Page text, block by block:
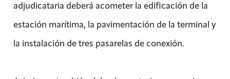
adjudicataria deberá acometer la edificación de la
estación marítima, la pavimentación de la terminal y
la instalación de tres pasarelas de conexión.